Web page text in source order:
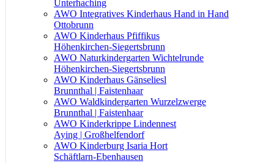
Unterhaching
AWO Integratives Kinderhaus Hand in Hand
Ottobrunn
AWO Kinderhaus Pfiffikus
Höhenkirchen-Siegertsbrunn
AWO Naturkindergarten Wichtelrunde
Höhenkirchen-Siegertsbrunn
AWO Kinderhaus Gänseliesl
Brunnthal | Faistenhaar
AWO Waldkindergarten Wurzelzwerge
Brunnthal | Faistenhaar
AWO Kinderkrippe Lindennest
Aying | Großhelfendorf
AWO Kinderburg Isaria Hort
Schäftlarn-Ebenhausen